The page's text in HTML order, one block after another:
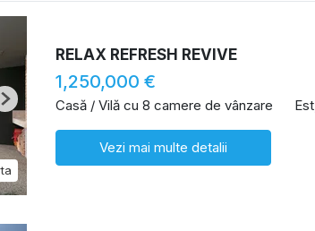
Next
RELAX REFRESH REVIVE
1,250,000 €
Casă / Vilă cu 8 camere de vânzare
Vezi mai multe detalii